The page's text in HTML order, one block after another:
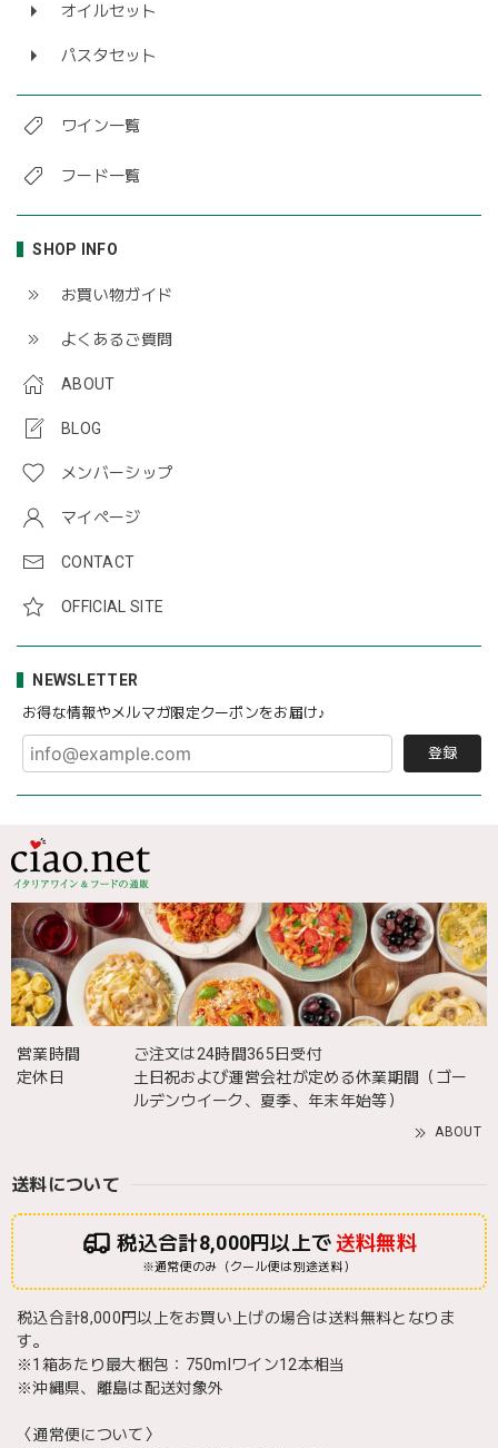
オイルセット
パスタセット
ワイン一覧
フード一覧
SHOP INFO
お買い物ガイド
よくあるご質問
ABOUT
BLOG
メンバーシップ
マイページ
CONTACT
OFFICIAL SITE
NEWSLETTER
お得な情報やメルマガ限定クーポンをお届け♪
登録
営業時間
ご注文は24時間365日受付
定休日
土日祝および運営会社が定める休業期間（ゴー
ルデンウイーク、夏季、年末年始等）
ABOUT
送料について
税込合計8,000円以上で送料無料
※通常便のみ（クール便は別途送料）
税込合計8,000円以上をお買い上げの場合は送料無料となりま
す。
※1箱あたり最大梱包：750mlワイン12本相当
※沖縄県、離島は配送対象外
〈通常便について〉